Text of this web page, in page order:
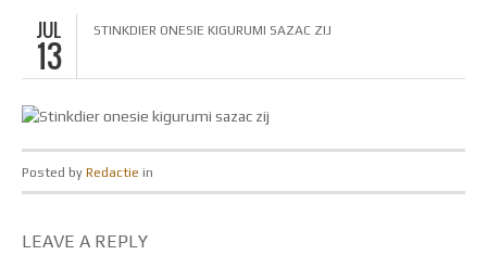
JUL
13
STINKDIER ONESIE KIGURUMI SAZAC ZIJ
Posted by Redactie in
LEAVE A REPLY